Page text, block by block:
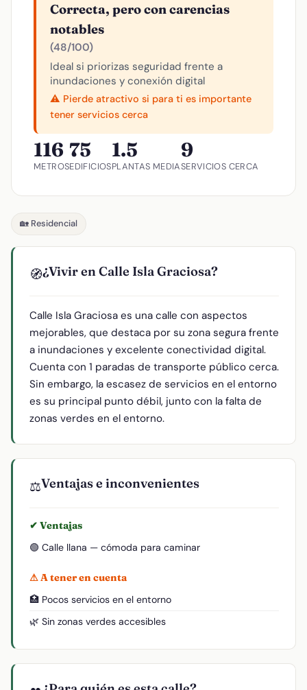
Correcta, pero con carencias
notables
(48/100)
Ideal si priorizas seguridad frente a
inundaciones y conexión digital
⚠️ Pierde atractivo si para ti es importante
tener servicios cerca
116
METROS
75
EDIFICIOS
1.5
PLANTAS MEDIA
9
SERVICIOS CERCA
🏡 Residencial
🧭¿Vivir en Calle Isla Graciosa?
Calle Isla Graciosa es una calle con aspectos
mejorables, que destaca por su zona segura frente
a inundaciones y excelente conectividad digital.
Cuenta con 1 paradas de transporte público cerca.
Sin embargo, la escasez de servicios en el entorno
es su principal punto débil, junto con la falta de
zonas verdes en el entorno.
⚖️Ventajas e inconvenientes
✔ Ventajas
🟢 Calle llana — cómoda para caminar
⚠ A tener en cuenta
🏥 Pocos servicios en el entorno
🌿 Sin zonas verdes accesibles